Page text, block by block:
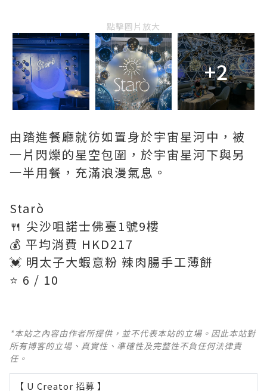
點擊圖片放大
+2
由踏進餐廳就彷如置身於宇宙星河中，被
一片閃爍的星空包圍，於宇宙星河下與另
一半用餐，充滿浪漫氣息。
Starò
🍴 尖沙咀諾士佛臺1號9樓
💰 平均消費 HKD217
💓 明太子大蝦意粉 辣肉腸手工薄餅
⭐️ 6 / 10
*本站之內容由作者所提供，並不代表本站的立場。因此本站對
所有博客的立場、真實性、準確性及完整性不負任何法律責
任。
【 U Creator 招募 】